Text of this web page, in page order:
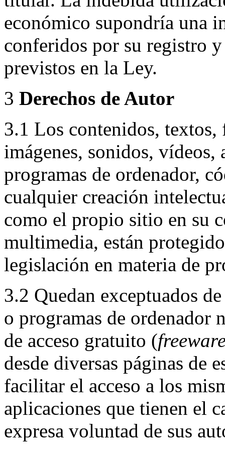
económico supondría una
conferidos por su registro
previstos en la Ley.
3 Derechos de Autor
3.1 Los contenidos,
imágenes, sonidos, vídeos,
programas de ordenador,
cualquier creación
como el propio sitio en su
multimedia, están
legislación en materia de
3.2 Quedan exceptuados
o programas de ordenador
de acceso gratuito (
desde diversas páginas de
facilitar el acceso a los
aplicaciones que tienen el
expresa voluntad de sus